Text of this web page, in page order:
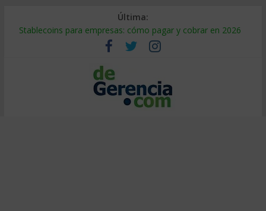
Última:
Stablecoins para empresas: cómo pagar y cobrar en 2026
Despido silencioso: qué es y por qué sale tan caro
IA en selección de personal: cómo auditarla a tiempo
Trabajo forzoso en la cadena de suministro: qué hacer
Mercado hispano de EE. UU.: cómo segmentarlo y venderle